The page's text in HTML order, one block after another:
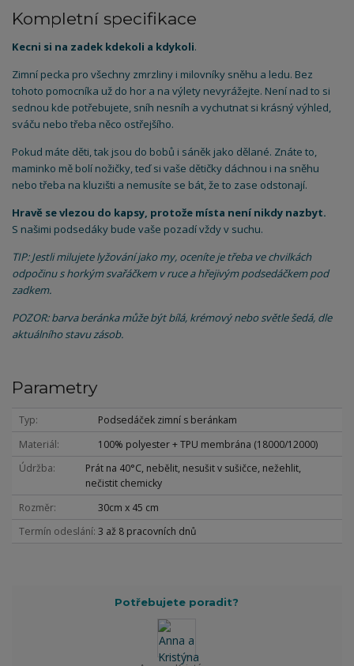
Kompletní specifikace
Kecni si na zadek kdekoli a kdykoli.
Zimní pecka pro všechny zmrzliny i milovníky sněhu a ledu. Bez
tohoto pomocníka už do hor a na výlety nevyrážejte. Není nad to si
sednou kde potřebujete, sníh nesníh a vychutnat si krásný výhled,
sváču nebo třeba něco ostřejšího.
Pokud máte děti, tak jsou do bobů i sáněk jako dělané. Znáte to,
maminko mě bolí nožičky, teď si vaše dětičky dáchnou i na sněhu
nebo třeba na kluzišti a nemusíte se bát, že to zase odstonají.
Hravě se vlezou do kapsy, protože místa není nikdy nazbyt.
S našimi podsedáky bude vaše pozadí vždy v suchu.
TIP: Jestli milujete lyžování jako my, oceníte je třeba ve chvilkách
odpočinu s horkým svařáčkem v ruce a hřejivým podsedáčkem pod
zadkem.
POZOR: barva beránka může být bílá, krémový nebo světle šedá, dle
aktuálního stavu zásob.
Parametry
Typ
Podsedáček zimní s beránkam
Materiál
100% polyester + TPU membrána (18000/12000)
Údržba
Prát na 40°C, nebělit, nesušit v sušičce, nežehlit,
nečistit chemicky
Rozměr
30cm x 45 cm
Termín odeslání 3 až 8 pracovních dnů
Potřebujete poradit?